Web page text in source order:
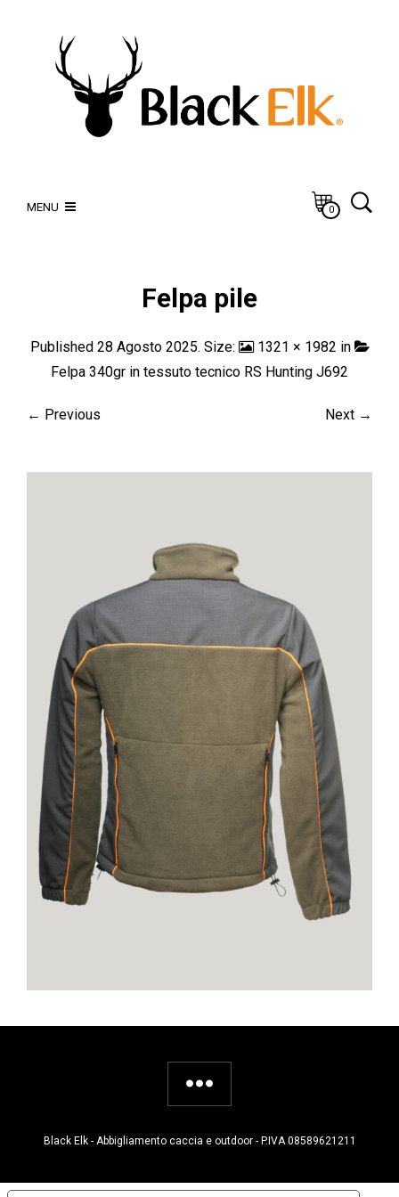
MENU 0
Felpa pile
Published 28 Agosto 2025. Size: 1321 × 1982 in
Felpa 340gr in tessuto tecnico RS Hunting J692
← Previous Next →
Black Elk - Abbigliamento caccia e outdoor - P.IVA 08589621211